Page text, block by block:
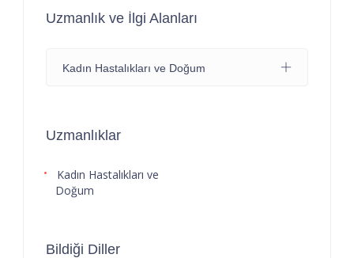
Uzmanlık ve İlgi Alanları
Kadın Hastalıkları ve Doğum
Uzmanlıklar
Kadın Hastalıkları ve
Doğum
Bildiği Diller